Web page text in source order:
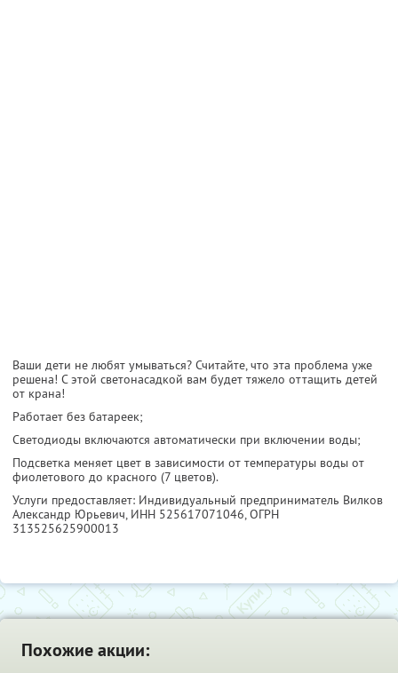
Ваши дети не любят умываться? Считайте, что эта проблема уже
решена! С этой светонасадкой вам будет тяжело оттащить детей
от крана!
Работает без батареек;
Светодиоды включаются автоматически при включении воды;
Подсветка меняет цвет в зависимости от температуры воды от
фиолетового до красного (7 цветов).
Услуги предоставляет: Индивидуальный предприниматель Вилков
Александр Юрьевич, ИНН 525617071046, ОГРН
313525625900013
Похожие акции: